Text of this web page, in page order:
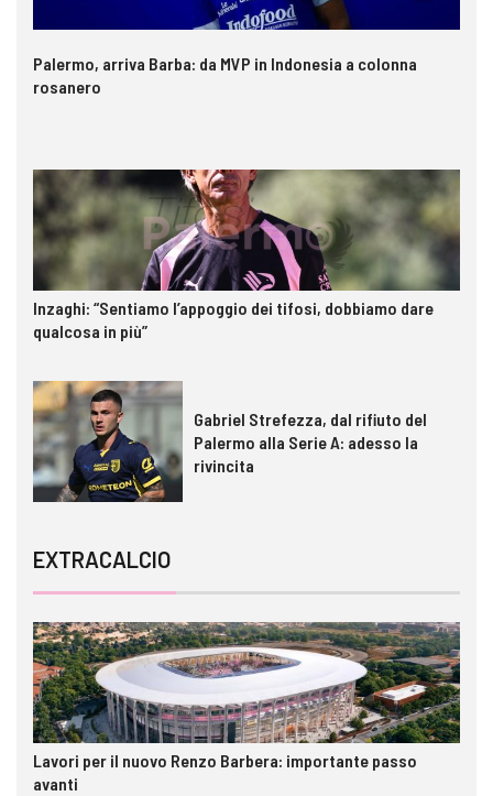
Palermo, arriva Barba: da MVP in Indonesia a colonna
rosanero
Inzaghi: “Sentiamo l’appoggio dei tifosi, dobbiamo dare
qualcosa in più”
Gabriel Strefezza, dal rifiuto del
Palermo alla Serie A: adesso la
rivincita
EXTRACALCIO
Lavori per il nuovo Renzo Barbera: importante passo
avanti